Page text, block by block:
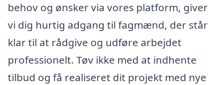
behov og ønsker via vores platform, giver
vi dig hurtig adgang til fagmænd, der står
klar til at rådgive og udføre arbejdet
professionelt. Tøv ikke med at indhente
tilbud og få realiseret dit projekt med nye